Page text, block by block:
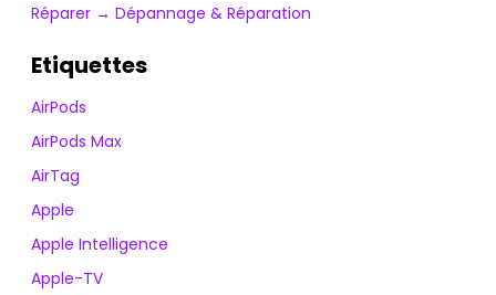
Réparer → Dépannage & Réparation
Etiquettes
AirPods
AirPods Max
AirTag
Apple
Apple Intelligence
Apple-TV